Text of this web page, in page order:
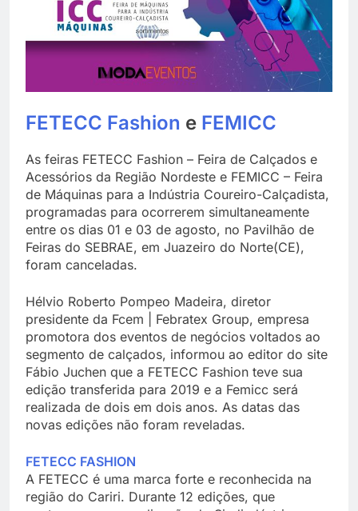
FETECC Fashion e FEMICC
As feiras FETECC Fashion – Feira de Calçados e
Acessórios da Região Nordeste e FEMICC – Feira
de Máquinas para a Indústria Coureiro-Calçadista,
programadas para ocorrerem simultaneamente
entre os dias 01 e 03 de agosto, no Pavilhão de
Feiras do SEBRAE, em Juazeiro do Norte(CE),
foram canceladas.
Hélvio Roberto Pompeo Madeira, diretor
presidente da Fcem | Febratex Group, empresa
promotora dos eventos de negócios voltados ao
segmento de calçados, informou ao editor do site
Fábio Juchen que a FETECC Fashion teve sua
edição transferida para 2019 e a Femicc será
realizada de dois em dois anos. As datas das
novas edições não foram reveladas.
FETECC FASHION
A FETECC é uma marca forte e reconhecida na
região do Cariri. Durante 12 edições, que